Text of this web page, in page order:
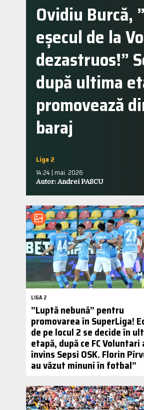
Ovidiu Burcă,
eșecul de la
dezastruos!”
după ultima
promovează
baraj
Liga 2
14:24 | mai. 2026
Autor: Andrei PASCU
LIGA 2
”Luptă nebună” pentru
promovarea în SuperLiga!
de pe locul 2 se decide în
etapă, după ce FC Voluntari
învins Sepsi OSK. Florin
au văzut minuni în fotbal”